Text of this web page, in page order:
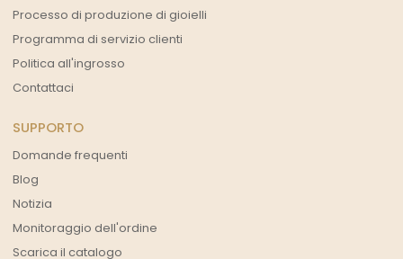
Processo di produzione di gioielli
Programma di servizio clienti
Politica all'ingrosso
Contattaci
SUPPORTO
Domande frequenti
Blog
Notizia
Monitoraggio dell'ordine
Scarica il catalogo